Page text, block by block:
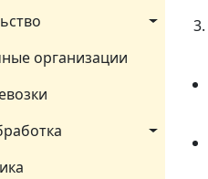
организации